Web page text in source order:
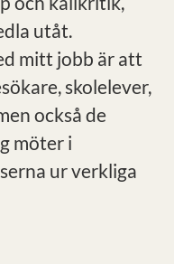
utåt.
mitt jobb är att
skolelever,
också de
möter i
ur verkliga